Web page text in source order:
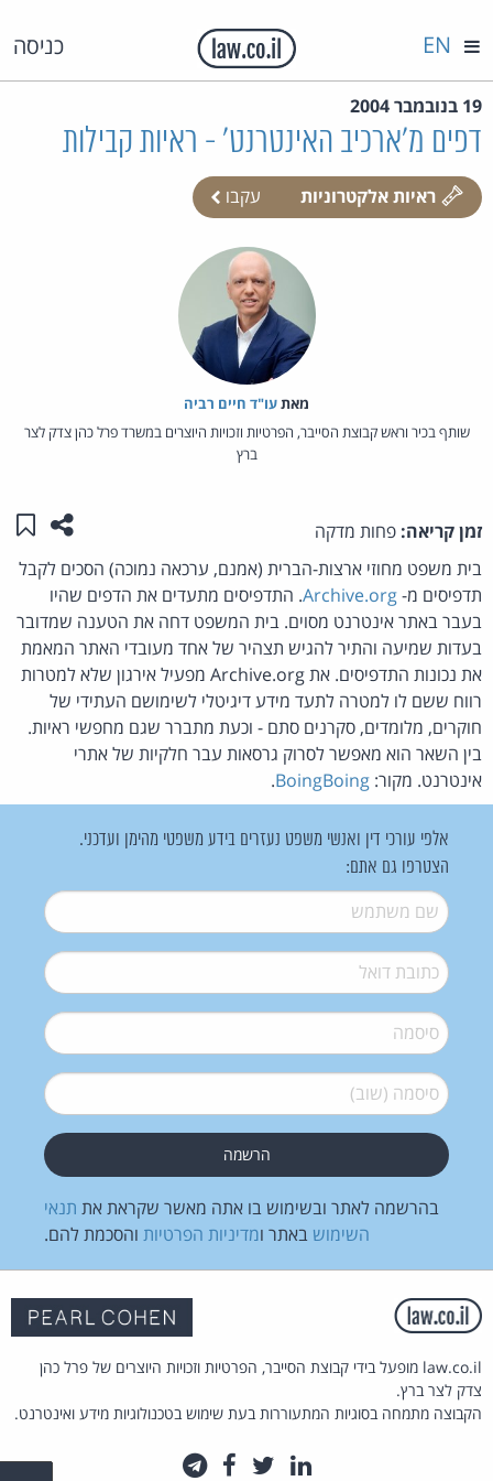
כניסה EN
19 בנובמבר 2004
דפים מ'ארכיב האינטרנט' - ראיות קבילות
ראיות אלקטרוניות עקבו
מאת‏עו"ד חיים רביה
שותף בכיר וראש קבוצת הסייבר, הפרטיות וזכויות היוצרים במשרד פרל כהן צדק לצר
ברץ
זמן קריאה: פחות מדקה שתפו
בית משפט מחוזי ארצות-הברית (אמנם, ערכאה נמוכה) הסכים לקבל
תדפיסים מ-Archive.org. התדפיסים מתעדים את הדפים שהיו
בעבר באתר אינטרנט מסוים. בית המשפט דחה את הטענה שמדובר
בעדות שמיעה והתיר להגיש תצהיר של אחד מעובדי האתר המאמת
את נכונות התדפיסים. את Archive.org מפעיל אירגון שלא למטרות
רווח ששם לו למטרה לתעד מידע דיגיטלי לשימושם העתידי של
חוקרים, מלומדים, סקרנים סתם - וכעת מתברר שגם מחפשי ראיות.
בין השאר הוא מאפשר לסרוק גרסאות עבר חלקיות של אתרי
אינטרנט. מקור: BoingBoing
.
אלפי עורכי דין ואנשי משפט נעזרים בידע משפטי מהימן ועדכני.
הצטרפו גם אתם:
שם משתמש*
דואל*
סיסמה*
סיסמה (שוב)*
בהרשמה לאתר ובשימוש בו אתה מאשר שקראת את תנאי
השימוש באתר ומדיניות הפרטיות והסכמת להם.
law.co.il מופעל בידי קבוצת הסייבר, הפרטיות וזכויות היוצרים של פרל כהן
צדק לצר ברץ.
הקבוצה מתמחה בסוגיות המתעוררות בעת שימוש בטכנולוגיות מידע ואינטרנט.
לינקדאין
טוויטרפייסבוק